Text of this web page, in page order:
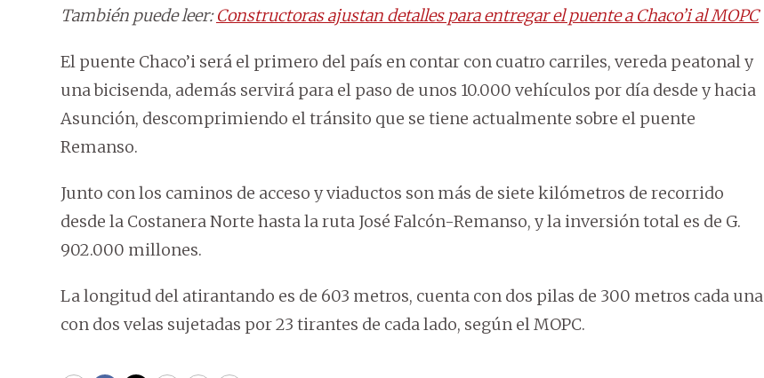
También puede leer:Constructoras ajustan detalles para entregar el puente a Chaco’i al MOPC
El puente Chaco’i será el primero del país en contar con cuatro carriles, vereda peatonal y
una bicisenda, además servirá para el paso de unos 10.000 vehículos por día desde y hacia
Asunción, descomprimiendo el tránsito que se tiene actualmente sobre el puente
Remanso.
Junto con los caminos de acceso y viaductos son más de siete kilómetros de recorrido
desde la Costanera Norte hasta la ruta José Falcón-Remanso, y la inversión total es de G.
902.000 millones.
La longitud del atirantando es de 603 metros, cuenta con dos pilas de 300 metros cada una
con dos velas sujetadas por 23 tirantes de cada lado, según el MOPC.